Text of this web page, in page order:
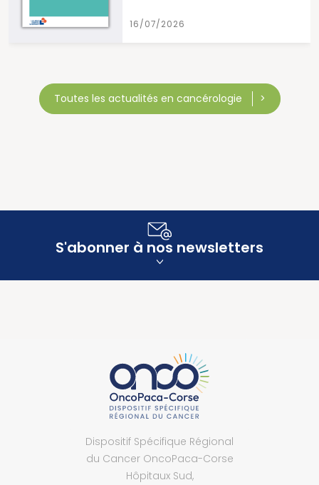
16/07/2026
Toutes les actualités en cancérologie
S'abonner à nos newsletters
Dispositif Spécifique Régional
du Cancer OncoPaca-Corse
Hôpitaux Sud,